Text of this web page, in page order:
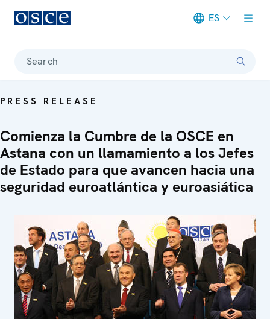
ES
Search
PRESS RELEASE
Comienza la Cumbre de la OSCE en
Astana con un llamamiento a los Jefes
de Estado para que avancen hacia una
seguridad euroatlántica y euroasiática